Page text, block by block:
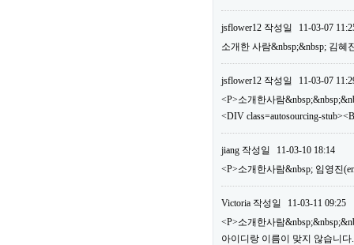
jsflower12 작성일
11-03-07
소개한 사람&nbsp;&nbsp; 김혜
jsflower12 작성일
11-03-07
<P>소개한사람
<DIV class=autosourcing-
jiang 작성일
11-03-10 18:14
<P>소개한사람&nbsp; 임영진
Victoria 작성일
11-03-11 09:25
<P>소개한사람
아이디랑 이름이 맞지 않습니다.